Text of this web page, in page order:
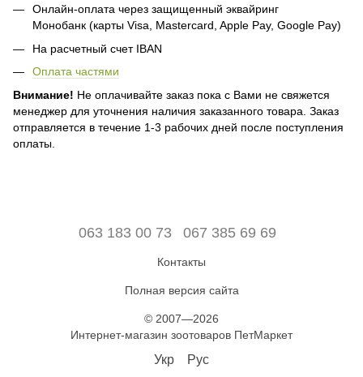
Онлайн-оплата через защищенный эквайринг
Монобанк (карты Visa, Mastercard, Apple Pay, Google Pay)
На расчетный счет IBAN
Оплата частями
Внимание! Не оплачивайте заказ пока с Вами не свяжется
менеджер для уточнения наличия заказанного товара. Заказ
отправляется в течение 1-3 рабочих дней после поступления
оплаты.
063 183 00 73 067 385 69 69
Контакты
Полная версия сайта
© 2007—2026
Интернет-магазин зоотоваров ПетМаркет
Укр Рус